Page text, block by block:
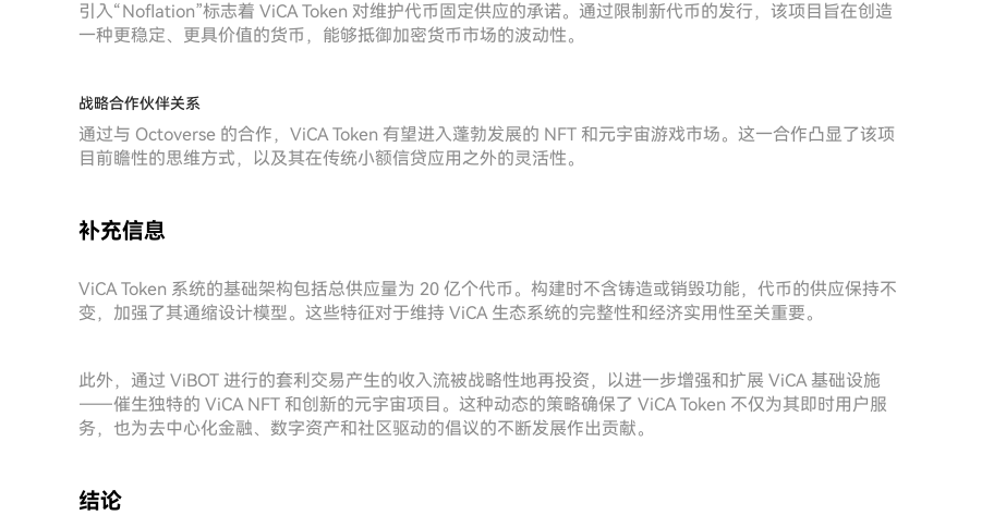
引入“Noflation”标志着 ViCA Token 对维护代币固定供应的承诺。通过限制新代币的发行，该项目旨在创造
一种更稳定、更具价值的货币，能够抵御加密货币市场的波动性。
战略合作伙伴关系
通过与 Octoverse 的合作，ViCA Token 有望进入蓬勃发展的 NFT 和元宇宙游戏市场。这一合作凸显了该项
目前瞻性的思维方式，以及其在传统小额信贷应用之外的灵活性。
补充信息
ViCA Token 系统的基础架构包括总供应量为 20 亿个代币。构建时不含铸造或销毁功能，代币的供应保持不
变，加强了其通缩设计模型。这些特征对于维持 ViCA 生态系统的完整性和经济实用性至关重要。
此外，通过 ViBOT 进行的套利交易产生的收入流被战略性地再投资，以进一步增强和扩展 ViCA 基础设施
——催生独特的 ViCA NFT 和创新的元宇宙项目。这种动态的策略确保了 ViCA Token 不仅为其即时用户服
务，也为去中心化金融、数字资产和社区驱动的倡议的不断发展作出贡献。
结论